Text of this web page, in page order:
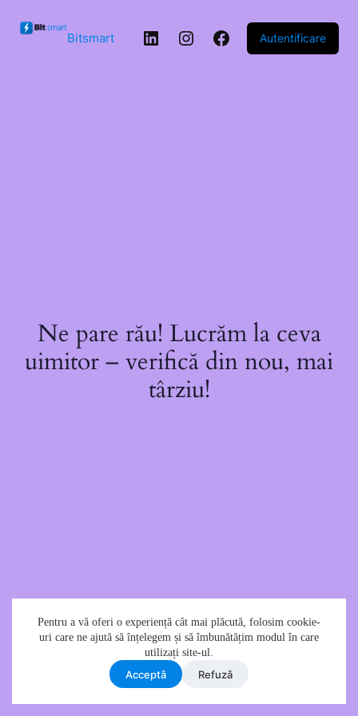
conținut
Pentru a vă oferi o experiență cât mai plăcută, folosim cookie-
uri care ne ajută să înțelegem și să îmbunătățim modul în care
utilizați site-ul.
Acceptǎ Refuzǎ
Bitsmart LinkedInInstagram
Facebook
Autentificare
Ne pare rău! Lucrăm la ceva
uimitor – verifică din nou, mai
târziu!